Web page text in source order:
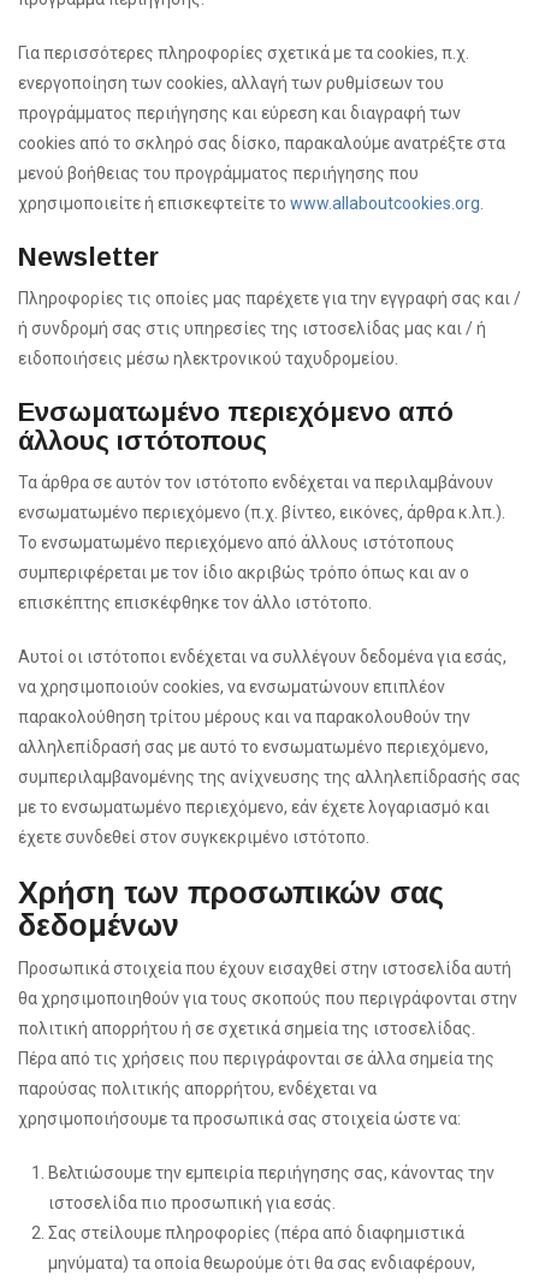
Για περισσότερες πληροφορίες σχετικά με τα cookies, π.χ.
ενεργοποίηση των cookies, αλλαγή των ρυθμίσεων του
προγράμματος περιήγησης και εύρεση και διαγραφή των
cookies από το σκληρό σας δίσκο, παρακαλούμε ανατρέξτε στα
μενού βοήθειας του προγράμματος περιήγησης που
χρησιμοποιείτε ή επισκεφτείτε το www.allaboutcookies.org
Newsletter
Πληροφορίες τις οποίες μας παρέχετε για την εγγραφή σας και /
ή συνδρομή σας στις υπηρεσίες της ιστοσελίδας μας και / ή
ειδοποιήσεις μέσω ηλεκτρονικού ταχυδρομείου.
Ενσωματωμένο περιεχόμενο από
άλλους ιστότοπους
Τα άρθρα σε αυτόν τον ιστότοπο ενδέχεται να περιλαμβάνουν
ενσωματωμένο περιεχόμενο (π.χ. βίντεο, εικόνες, άρθρα κ.λπ.).
Το ενσωματωμένο περιεχόμενο από άλλους ιστότοπους
συμπεριφέρεται με τον ίδιο ακριβώς τρόπο όπως και αν ο
επισκέπτης επισκέφθηκε τον άλλο ιστότοπο.
Αυτοί οι ιστότοποι ενδέχεται να συλλέγουν δεδομένα για εσάς,
να χρησιμοποιούν cookies, να ενσωματώνουν επιπλέον
παρακολούθηση τρίτου μέρους και να παρακολουθούν την
αλληλεπίδρασή σας με αυτό το ενσωματωμένο περιεχόμενο,
συμπεριλαμβανομένης της ανίχνευσης της αλληλεπίδρασής σας
με το ενσωματωμένο περιεχόμενο, εάν έχετε λογαριασμό και
έχετε συνδεθεί στον συγκεκριμένο ιστότοπο.
Χρήση των προσωπικών σας
δεδομένων
Προσωπικά στοιχεία που έχουν εισαχθεί στην ιστοσελίδα αυτή
θα χρησιμοποιηθούν για τους σκοπούς που περιγράφονται στην
πολιτική απορρήτου ή σε σχετικά σημεία της ιστοσελίδας.
Πέρα από τις χρήσεις που περιγράφονται σε άλλα σημεία της
παρούσας πολιτικής απορρήτου, ενδέχεται να
χρησιμοποιήσουμε τα προσωπικά σας στοιχεία ώστε να:
Βελτιώσουμε την εμπειρία περιήγησης σας, κάνοντας την
ιστοσελίδα πιο προσωπική για εσάς.
Σας στείλουμε πληροφορίες (πέρα από διαφημιστικά
μηνύματα) τα οποία θεωρούμε ότι θα σας ενδιαφέρουν,